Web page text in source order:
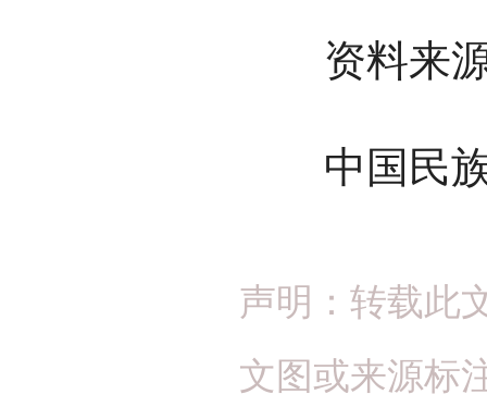
资料来
中国民
声明：转载此
文图或来源标